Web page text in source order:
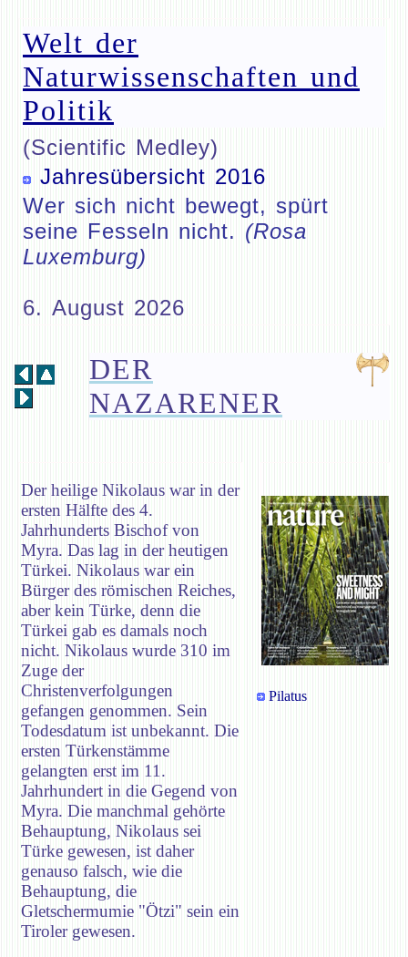
Welt der
Naturwissenschaften und
Politik
(Scientific Medley)
Jahresübersicht 2016
Wer sich nicht bewegt, spürt
seine Fesseln nicht. (Rosa
Luxemburg)
6. August 2026
DER
NAZARENER
Der heilige Nikolaus war in der
ersten Hälfte des 4.
Jahrhunderts Bischof von
Myra. Das lag in der heutigen
Türkei. Nikolaus war ein
Bürger des römischen Reiches,
aber kein Türke, denn die
Türkei gab es damals noch
nicht. Nikolaus wurde 310 im
Zuge der
Christenverfolgungen
gefangen genommen. Sein
Todesdatum ist unbekannt. Die
ersten Türkenstämme
gelangten erst im 11.
Jahrhundert in die Gegend von
Myra. Die manchmal gehörte
Behauptung, Nikolaus sei
Türke gewesen, ist daher
genauso falsch, wie die
Behauptung, die
Gletschermumie "Ötzi" sein ein
Tiroler gewesen.
Pilatus